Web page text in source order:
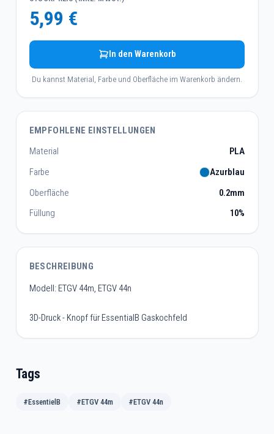
5,99 €
In den Warenkorb
Du kannst Material, Farbe und Oberfläche im Warenkorb ändern.
EMPFOHLENE EINSTELLUNGEN
Material
PLA
Farbe
Azurblau
Oberfläche
0.2mm
Füllung
10%
BESCHREIBUNG
Modell: ETGV 44m, ETGV 44n
3D-Druck - Knopf für EssentialB Gaskochfeld
Tags
#EssentielB #ETGV 44m #ETGV 44n